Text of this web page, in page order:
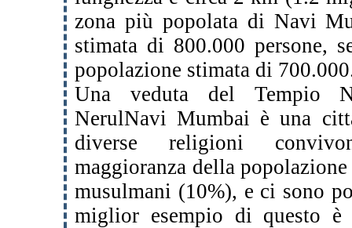
zona più popolata di Navi
stimata di 800.000 persone,
popolazione stimata di
Una veduta del Tempio
NerulNavi Mumbai è una
diverse religioni
maggioranza della
musulmani (10%), e ci sono
miglior esempio di questo